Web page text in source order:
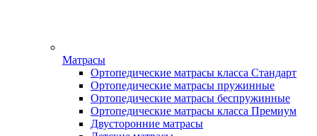
Матрасы
Ортопедические матрасы класса Стандарт
Ортопедические матрасы пружинные
Ортопедические матрасы беспружинные
Ортопедические матрасы класса Премиум
Двусторонние матрасы